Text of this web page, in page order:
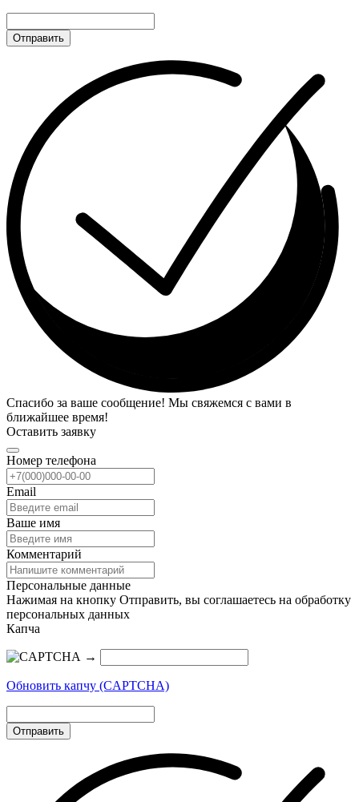
Отправить
Спасибо за ваше сообщение! Мы свяжемся с вами в
ближайшее время!
Оставить заявку
Номер телефона
Email
Ваше имя
Комментарий
Персональные данные
Нажимая на кнопку Отправить, вы соглашаетесь на обработку
персональных данных
Капча
→
Обновить капчу (CAPTCHA)
Отправить